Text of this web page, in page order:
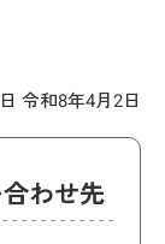
令和8年4月2日
わせ先